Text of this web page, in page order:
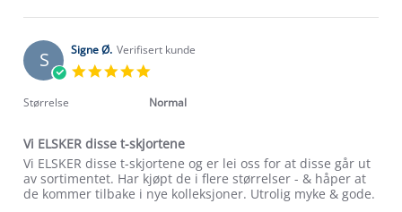
2023
Veronica
on
5
Nov
S Signe Ø. Verifisert kunde
rating
Størrelse Normal
Vi ELSKER disse t-skjortene
Review
by
Signe
review
stating
Vi
Vi ELSKER disse t-skjortene og er lei oss for at disse går ut
av sortimentet. Har kjøpt de i flere størrelser - & håper at
de kommer tilbake i nye kolleksjoner. Utrolig myke & gode.